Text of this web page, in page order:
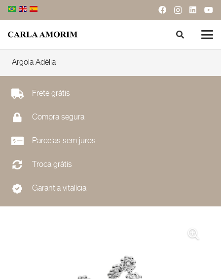
Argola Adélia
Frete grátis
Compra segura
Parcelas sem juros
Troca grátis
Garantia vitalícia